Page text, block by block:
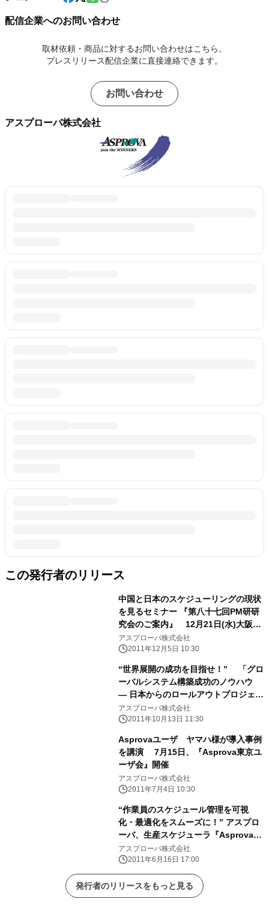
配信企業へのお問い合わせ
取材依頼・商品に対するお問い合わせはこちら。
プレスリリース配信企業に直接連絡できます。
お問い合わせ
アスプローバ株式会社
この発行者のリリース
中国と日本のスケジューリングの現状
を見るセミナー 『第八十七回PM研研
究会のご案内』 12月21日(水)大阪に
て開催
アスプローバ株式会社
2011年12月5日 10:30
“世界展開の成功を目指せ！” 「グロ
ーバルシステム構築成功のノウハウ
― 日本からのロールアウトプロジェク
ト成功事例 ―」セミナー開催
アスプローバ株式会社
2011年10月13日 11:30
Asprovaユーザ ヤマハ様が導入事例
を講演 7月15日、『Asprova東京ユ
ーザ会』開催
アスプローバ株式会社
2011年7月4日 10:30
“作業員のスケジュール管理を可視
化・最適化をスムーズに！” アスプロ
ーバ、生産スケジューラ『Asprova
APS Ver9.0.0』をリリース
アスプローバ株式会社
2011年6月16日 17:00
発行者のリリースをもっと見る